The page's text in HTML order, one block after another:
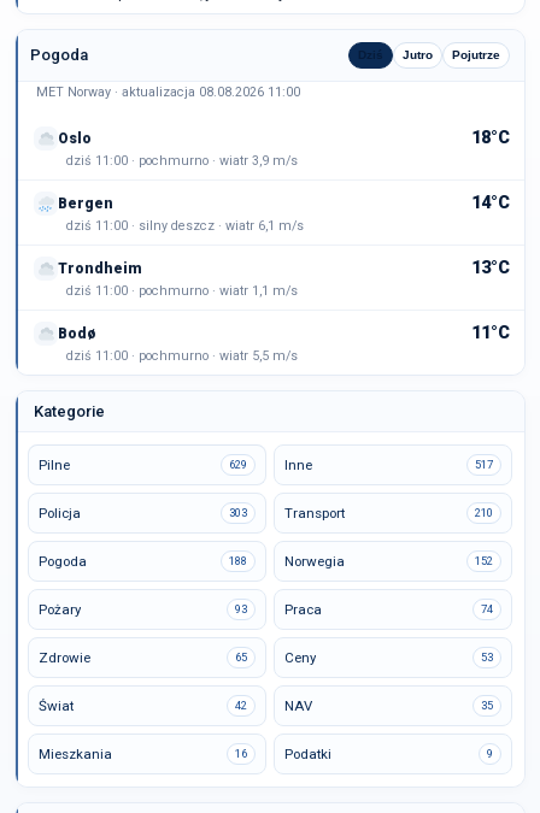
Pogoda Dziś Jutro Pojutrze
MET Norway · aktualizacja 08.08.2026 11:00
Oslo 18°C
dziś 11:00 · pochmurno · wiatr 3,9 m/s
Bergen 14°C
dziś 11:00 · silny deszcz · wiatr 6,1 m/s
Trondheim 13°C
dziś 11:00 · pochmurno · wiatr 1,1 m/s
Bodø 11°C
dziś 11:00 · pochmurno · wiatr 5,5 m/s
Kategorie
Pilne 629 Inne 517
Policja 303 Transport 210
Pogoda 188 Norwegia 152
Pożary 93 Praca 74
Zdrowie 65 Ceny 53
Świat 42 NAV 35
Mieszkania 16 Podatki 9